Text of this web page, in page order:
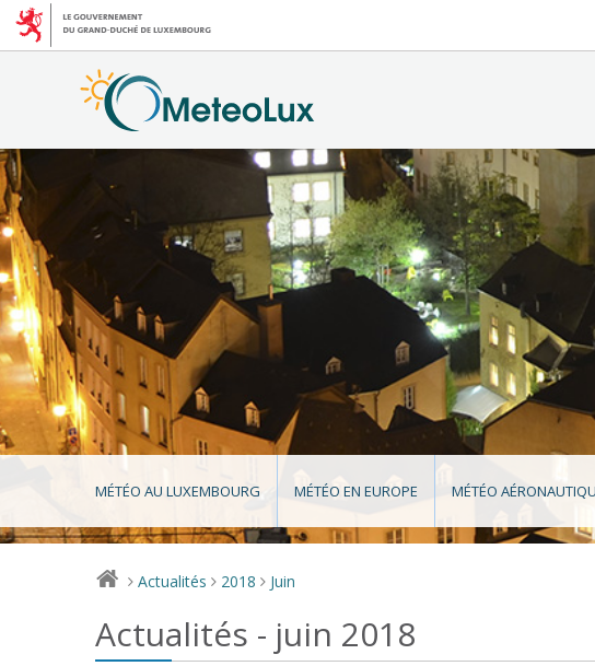
MÉTÉO AU LUXEMBOURG MÉTÉO EN EUROPE MÉTÉO
> Actualités > 2018 > Juin
Actualités - juin 2018